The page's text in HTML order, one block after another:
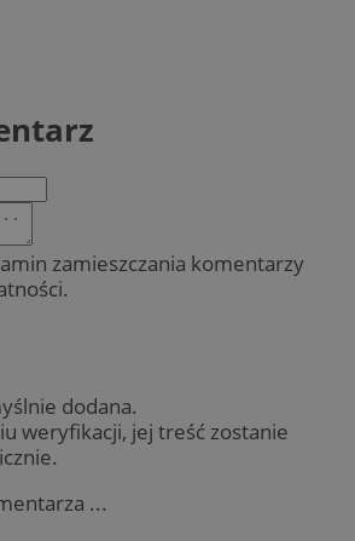
zamieszczania komentarzy
dodana.
weryfikacji, jej treść zostanie
...